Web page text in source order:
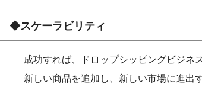
◆スケーラビリティ
成功すれば、ドロップシッピングビジネ
新しい商品を追加し、新しい市場に進出